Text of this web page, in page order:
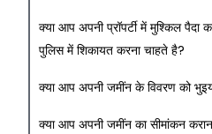
क्या आप अपनी प्रॉपर्टी में मुश्किल पैदा
पुलिस में शिकायत करना चाहते है?
क्या आप अपनी जमींन के विवरण को
क्या आप अपनी जमींन का सीमांकन